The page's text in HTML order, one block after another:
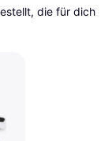
die für dich